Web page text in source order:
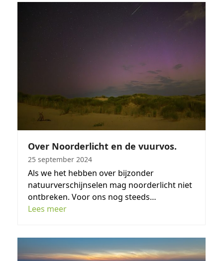
Over Noorderlicht en de vuurvos.
25 september 2024
Als we het hebben over bijzonder
natuurverschijnselen mag noorderlicht niet
ontbreken. Voor ons nog steeds…
Lees meer